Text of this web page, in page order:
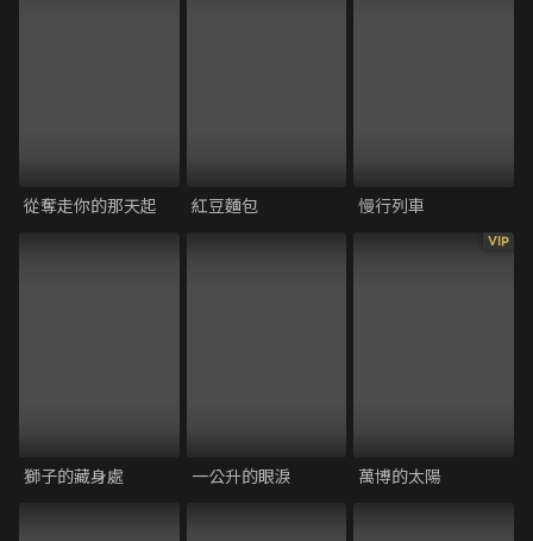
從奪走你的那天起 紅豆麵包 慢行列車
獅子的藏身處 一公升的眼淚
VIP
萬博的太陽